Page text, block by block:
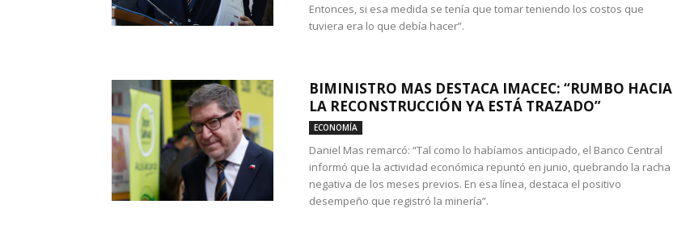
Entonces, si esa medida se tenía que tomar teniendo los costos que
tuviera era lo que debía hacer”.
BIMINISTRO MAS DESTACA IMACEC: “RUMBO HACIA
LA RECONSTRUCCIÓN YA ESTÁ TRAZADO”
ECONOMÍA
Daniel Mas remarcó: “Tal como lo habíamos anticipado, el Banco Central
informó que la actividad económica repuntó en junio, quebrando la racha
negativa de los meses previos. En esa línea, destaca el positivo
desempeño que registró la minería”.